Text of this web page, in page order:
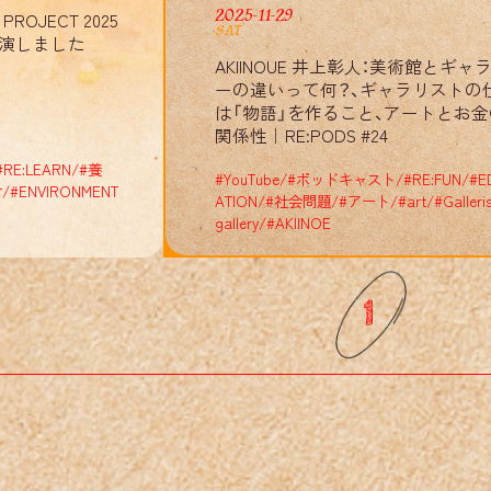
:
:
2025
しました
RE:LEARN/#養
/#ENVIRONMENT
2025-11-29
SAT
AKIINOUE 井上彰人：美術館とギャ
ーの違いって何？、ギャラリストの
は「物語」を作ること、アートとお
関係性｜RE:PODS #24
#YouTube/#ポッドキャスト/#RE:FUN/#
ATION/#社会問題/#アート/#art/#
gallery/#AKIINOE
1
1
:
: